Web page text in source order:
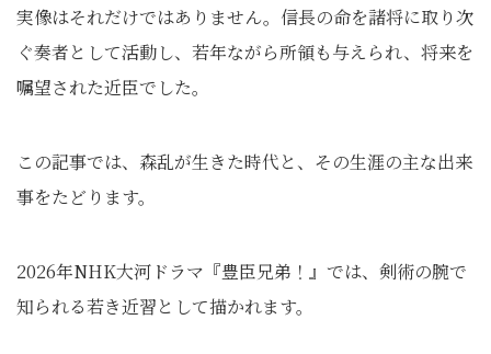
実像はそれだけではありません。信長の命を諸将に取り次
ぐ奏者として活動し、若年ながら所領も与えられ、将来を
嘱望された近臣でした。
この記事では、森乱が生きた時代と、その生涯の主な出来
事をたどります。
2026年NHK大河ドラマ『豊臣兄弟！』では、剣術の腕で
知られる若き近習として描かれます。